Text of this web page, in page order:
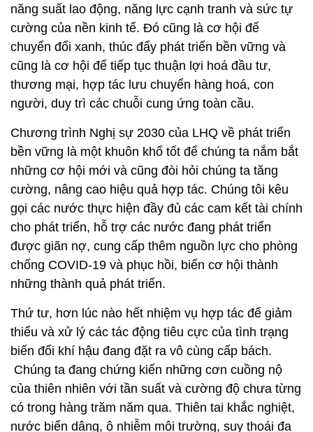
năng suất lao động, năng lực cạnh tranh và sức tự
cường của nền kinh tế. Đó cũng là cơ hội để
chuyển đổi xanh, thúc đẩy phát triển bền vững và
cũng là cơ hội để tiếp tục thuận lợi hoá đầu tư,
thương mại, hợp tác lưu chuyển hàng hoá, con
người, duy trì các chuỗi cung ứng toàn cầu.
Chương trình Nghị sự 2030 của LHQ về phát triển
bền vững là một khuôn khổ tốt để chúng ta nắm bắt
những cơ hội mới và cũng đòi hỏi chúng ta tăng
cường, nâng cao hiệu quả hợp tác. Chúng tôi kêu
gọi các nước thực hiện đầy đủ các cam kết tài chính
cho phát triển, hỗ trợ các nước đang phát triển
được giãn nợ, cung cấp thêm nguồn lực cho phòng
chống COVID-19 và phục hồi, biến cơ hội thành
những thành quả phát triển.
Thứ tư, hơn lúc nào hết nhiệm vụ hợp tác để giảm
thiểu và xử lý các tác động tiêu cực của tình trạng
biến đổi khí hậu đang đặt ra vô cùng cấp bách.
Chúng ta đang chứng kiến những cơn cuồng nộ
của thiên nhiên với tần suất và cường độ chưa từng
có trong hàng trăm năm qua. Thiên tai khắc nghiệt,
nước biển dâng, ô nhiễm môi trường, suy thoái đa